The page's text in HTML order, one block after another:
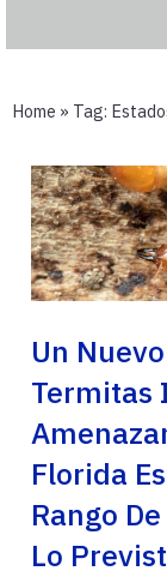
Home » Tag:
Un
Termitas
Florida
Rango
Lo